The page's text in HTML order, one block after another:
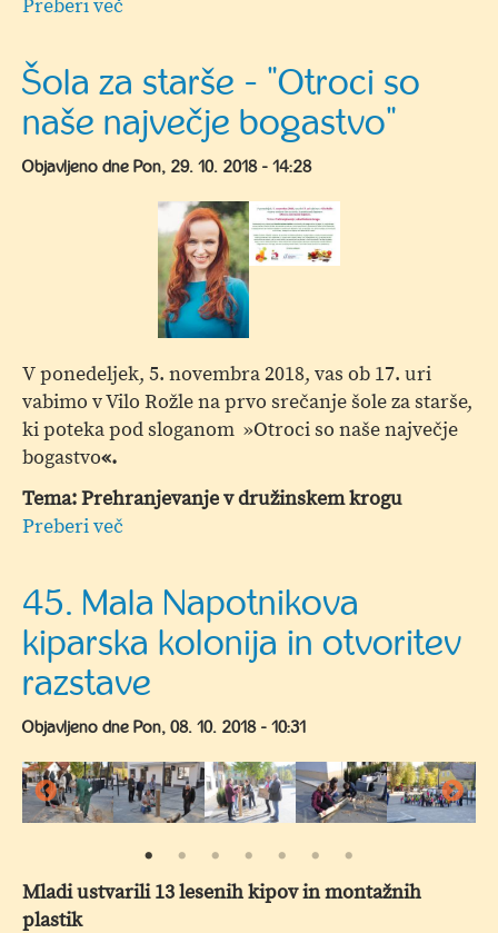
Preberi več
obisku
v
Vili
Rožle
"Gumbi
gumbarstvo
Šaleški
dolini"
Šola za starše - "Otroci so
naše največje bogastvo"
Objavljeno dne Pon, 29. 10. 2018 - 14:28
V ponedeljek, 5. novembra 2018, vas ob 17. uri
vabimo v Vilo Rožle na prvo srečanje šole za starše,
ki poteka pod sloganom »Otroci so naše največje
bogastvo«.
Tema: Prehranjevanje v družinskem krogu
Preberi več
starše
-
so
naše
bogastvo"
45. Mala Napotnikova
kiparska kolonija in otvoritev
razstave
Objavljeno dne Pon, 08. 10. 2018 - 10:31
Mladi ustvarili 13 lesenih kipov in montažnih
plastik